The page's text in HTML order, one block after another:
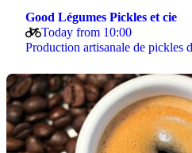
Good Légumes Pickles et cie
Today from 10:00
Production artisanale de pickles